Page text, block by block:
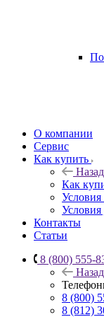
О компании
Сервис
Как купить
Назад
Как
Условия
Контакты
Статьи
8 (800) 555-
Назад
8 (800)
8 (812)